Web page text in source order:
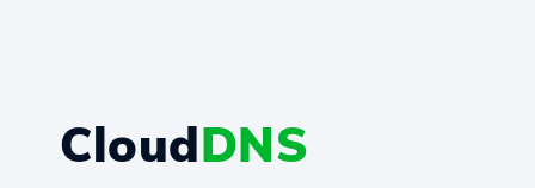
CloudDNS